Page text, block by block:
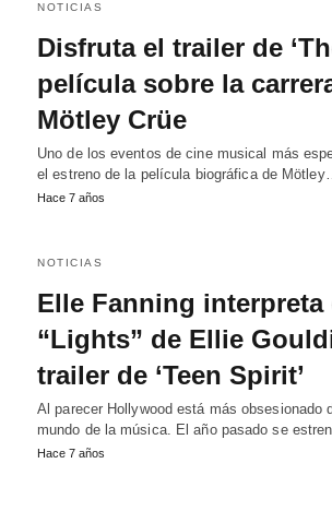
NOTICIAS
Disfruta el trailer de
película sobre la
Mötley Crüe
Uno de los eventos de cine musical más
el estreno de la película biográfica de
Hace 7 años
NOTICIAS
Elle Fanning interpreta
“Lights” de Ellie
trailer de ‘Teen Spirit’
Al parecer Hollywood está más obsesionado
mundo de la música. El año pasado se
Hace 7 años